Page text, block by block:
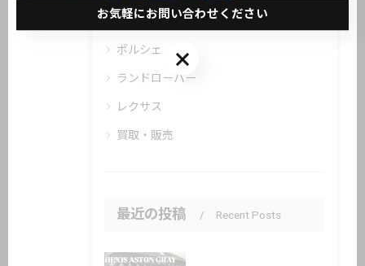
BMW
ポルシェ
ランドローバー
レクサス
買取・販売
最近の投稿 Recent Posts
お気軽にお問い合わせください
お気軽にお問い合わせください